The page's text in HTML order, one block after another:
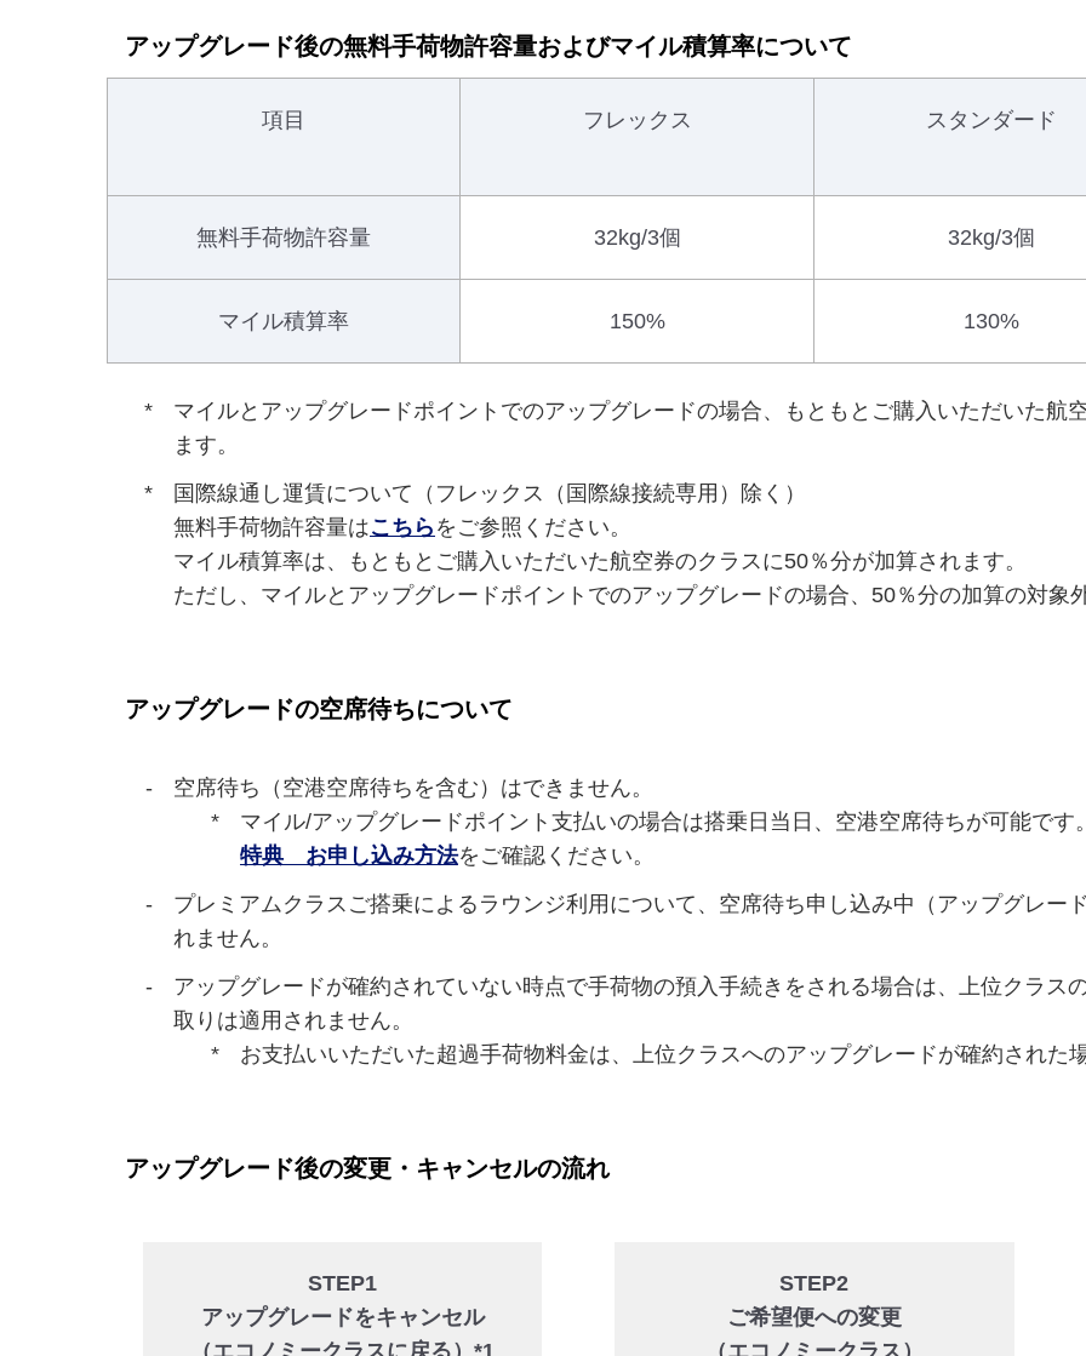
アップグレード後の無料手荷物許容量およびマイル積算率について
項目 フレックス スタンダード
無料手荷物許容量 32kg/3個 32kg/3個
マイル積算率 150% 130%
マイルとアップグレードポイントでのアップグレードの場合、もともとご購入いただいた航
ます。
国際線通し運賃について（フレックス（国際線接続専用）除く）
無料手荷物許容量はこちら をご参照ください。
マイル積算率は、もともとご購入いただいた航空券のクラスに50％分が加算されます。
ただし、マイルとアップグレードポイントでのアップグレードの場合、50％分の加算の対象
アップグレードの空席待ちについて
空席待ち（空港空席待ちを含む）はできません。
マイル/アップグレードポイント支払いの場合は搭乗日当日、空港空席待ちが可能です
特典 お申し込み方法をご確認ください。
プレミアムクラスご搭乗によるラウンジ利用について、空席待ち申し込み中（アップグレー
れません。
アップグレードが確約されていない時点で手荷物の預入手続きをされる場合は、上位クラス
取りは適用されません。
お支払いいただいた超過手荷物料金は、上位クラスへのアップグレードが確約された
アップグレード後の変更・キャンセルの流れ
STEP1
アップグレードをキャンセル
（エコノミークラスに戻る）*1
STEP2
ご希望便への変更
（エコノミークラス）